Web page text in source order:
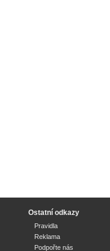
Ostatní odkazy
Pravidla
Reklama
Podpořte nás